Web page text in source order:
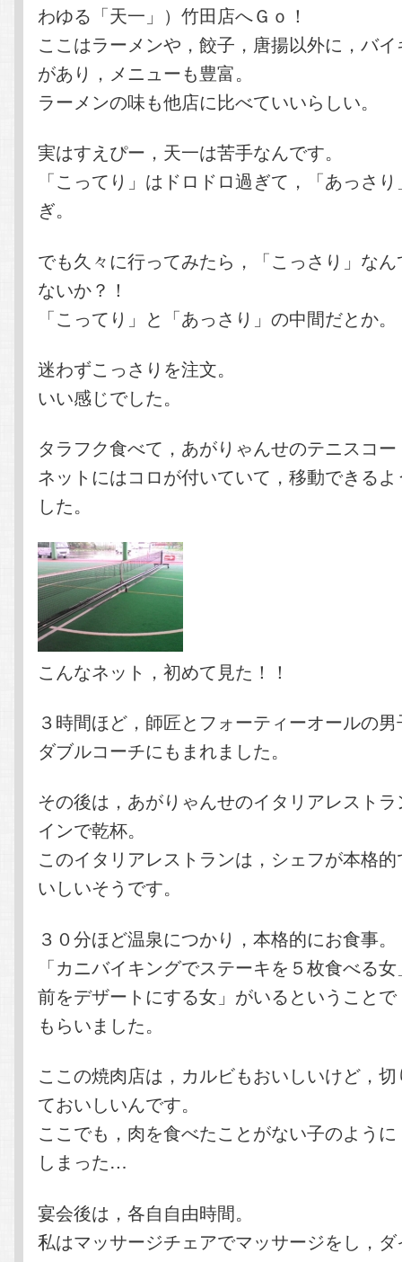
わゆる「天一」）竹田店へＧｏ！
ここはラーメンや，餃子，唐揚以外に，バ
があり，メニューも豊富。
ラーメンの味も他店に比べていいらしい。
実はすえぴー，天一は苦手なんです。
「こってり」はドロドロ過ぎて，「あっさ
ぎ。
でも久々に行ってみたら，「こっさり」な
ないか？！
「こってり」と「あっさり」の中間だとか。
迷わずこっさりを注文。
いい感じでした。
タラフク食べて，あがりゃんせのテニスコ
ネットにはコロが付いていて，移動できる
した。
こんなネット，初めて見た！！
３時間ほど，師匠とフォーティーオールの
ダブルコーチにもまれました。
その後は，あがりゃんせのイタリアレスト
インで乾杯。
このイタリアレストランは，シェフが本格
いしいそうです。
３０分ほど温泉につかり，本格的にお食事。
「カニバイキングでステーキを５枚食べる
前をデザートにする女」がいるということ
もらいました。
ここの焼肉店は，カルビもおいしいけど，
ておいしいんです。
ここでも，肉を食べたことがない子のよう
しまった…
宴会後は，各自自由時間。
私はマッサージチェアでマッサージをし，